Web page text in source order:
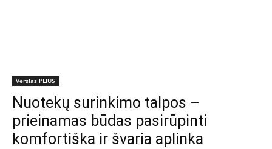
Verslas PLIUS
Nuotekų surinkimo talpos –
prieinamas būdas pasirūpinti
komfortiška ir švaria aplinka